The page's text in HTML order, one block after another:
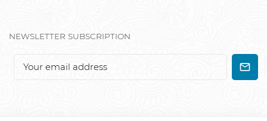
NEWSLETTER SUBSCRIPTION